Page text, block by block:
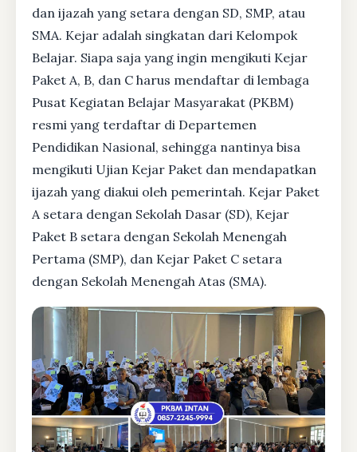
dan ijazah yang setara dengan SD, SMP, atau
SMA. Kejar adalah singkatan dari Kelompok
Belajar. Siapa saja yang ingin mengikuti Kejar
Paket A, B, dan C harus mendaftar di lembaga
Pusat Kegiatan Belajar Masyarakat (PKBM)
resmi yang terdaftar di Departemen
Pendidikan Nasional, sehingga nantinya bisa
mengikuti Ujian Kejar Paket dan mendapatkan
ijazah yang diakui oleh pemerintah. Kejar Paket
A setara dengan Sekolah Dasar (SD), Kejar
Paket B setara dengan Sekolah Menengah
Pertama (SMP), dan Kejar Paket C setara
dengan Sekolah Menengah Atas (SMA).